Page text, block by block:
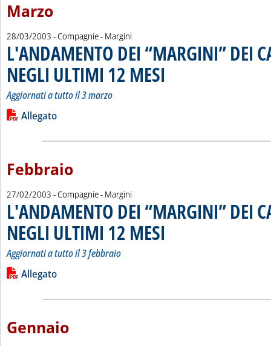
Marzo
28/03/2003 - Compagnie - Margini
L'ANDAMENTO DEI “MARGINI” DEI
NEGLI ULTIMI 12 MESI
Aggiornati a tutto il 3 marzo
Leggi tutta la notizia: 'L'ANDAMENTO DEI “MARGINI” DEI
Lista allegati PDF alla notizia
Allegato
Febbraio
27/02/2003 - Compagnie - Margini
L'ANDAMENTO DEI “MARGINI” DEI
NEGLI ULTIMI 12 MESI
Aggiornati a tutto il 3 febbraio
Leggi tutta la notizia: 'L'ANDAMENTO DEI “MARGINI” DEI
Lista allegati PDF alla notizia
Allegato
Gennaio